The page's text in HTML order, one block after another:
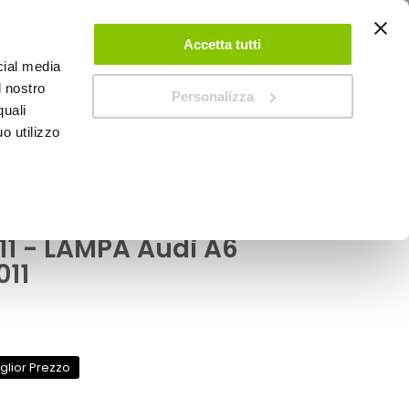
media
nostro
utilizzo
Accetta tutti
Personalizza
ACCEDI CREA UN ACCOUNT CONTATTACI
- LAMPA Audi A6
Prezzo